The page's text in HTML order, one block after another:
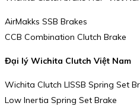
AirMakks SSB Brakes
CCB Combination Clutch Brake
Đại lý Wichita Clutch Việt Nam
Wichita Clutch LISSB Spring Set
Low Inertia Spring Set Brake